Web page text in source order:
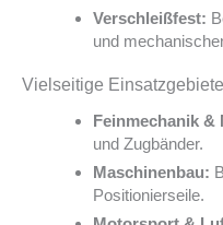
Verschleißfest:
und
Vielseitige Einsatzgebiete
Feinmechanik &
und Zugbänder.
Maschinenbau:
Positionierseile.